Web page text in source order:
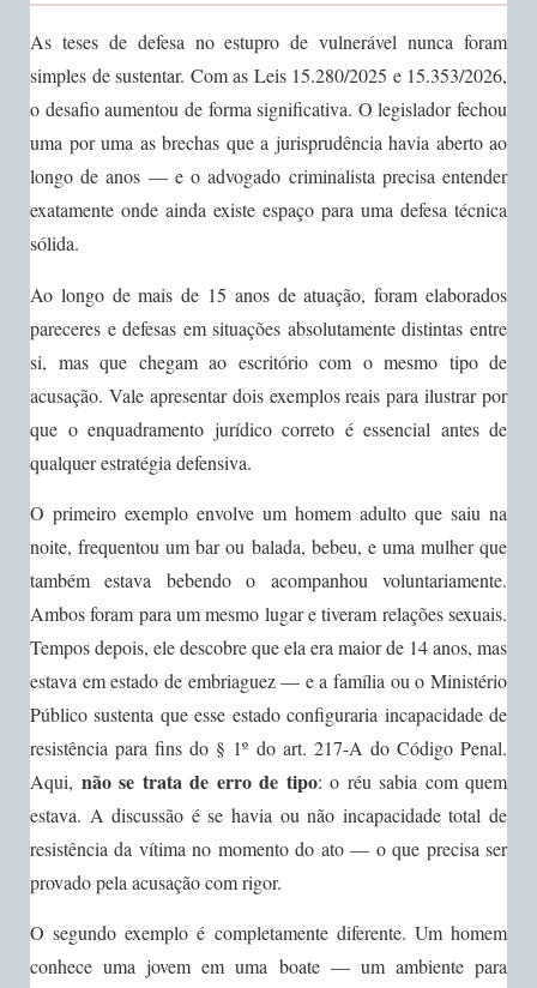
As teses de defesa no estupro de vulnerável nunca foram
simples de sustentar. Com as Leis 15.280/2025 e 15.353/2026,
o desafio aumentou de forma significativa. O legislador fechou
uma por uma as brechas que a jurisprudência havia aberto ao
longo de anos — e o advogado criminalista precisa entender
exatamente onde ainda existe espaço para uma defesa técnica
sólida.
Ao longo de mais de 15 anos de atuação, foram elaborados
pareceres e defesas em situações absolutamente distintas entre
si, mas que chegam ao escritório com o mesmo tipo de
acusação. Vale apresentar dois exemplos reais para ilustrar por
que o enquadramento jurídico correto é essencial antes de
qualquer estratégia defensiva.
O primeiro exemplo envolve um homem adulto que saiu na
noite, frequentou um bar ou balada, bebeu, e uma mulher que
também estava bebendo o acompanhou voluntariamente.
Ambos foram para um mesmo lugar e tiveram relações sexuais.
Tempos depois, ele descobre que ela era maior de 14 anos, mas
estava em estado de embriaguez — e a família ou o Ministério
Público sustenta que esse estado configuraria incapacidade de
resistência para fins do § 1º do art. 217-A do Código Penal.
Aqui, não se trata de erro de tipo: o réu sabia com quem
estava. A discussão é se havia ou não incapacidade total de
resistência da vítima no momento do ato — o que precisa ser
provado pela acusação com rigor.
O segundo exemplo é completamente diferente. Um homem
conhece uma jovem em uma boate — um ambiente para